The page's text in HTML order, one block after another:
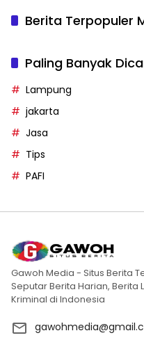
Berita Terpopuler
Paling Banyak
Lampung
jakarta
Jasa
Tips
PAFI
Gawoh Media - Situs Berita
Seputar Berita Harian, Berita
Kriminal di Indonesia